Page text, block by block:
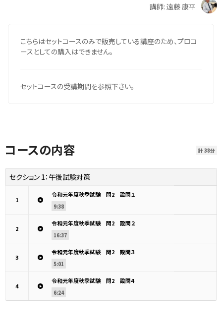
講師: 遠藤 康平
こちらはセットコースのみで販売している講座のため、プロコ
ースとしての購入はできません。
セットコースの受講期間を参照下さい。
コースの内容 計 38分
セクション 1： 午後試験対策
1
令和元年度秋季試験 問2 設問１
9:38
2
令和元年度秋季試験 問2 設問２
16:37
3
令和元年度秋季試験 問2 設問３
5:01
4
令和元年度秋季試験 問2 設問４
6:24